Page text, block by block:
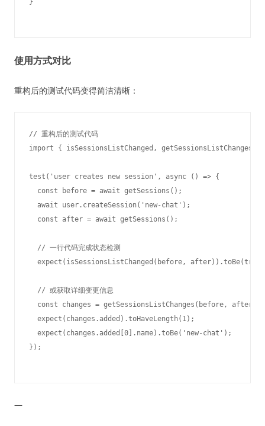
使用方式对比
重构后的测试代码变得简洁清晰：
// 重构后的测试代码
import { isSessionsListChanged,
test('user creates new session', async () => {
  const before = await getSessions();
  await user.createSession('new-chat');
  const after = await getSessions();
  // 一行代码完成状态检测
expect(isSessionsListChanged(before,
  // 或获取详细变更信息
  const changes = getSessionsListChanges(before, after);
  expect(changes.added).toHaveLength(1);
  expect(changes.added[0].name).toBe('new-chat');
—